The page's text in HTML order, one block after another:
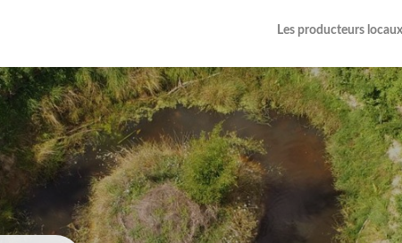
Les producteurs locaux